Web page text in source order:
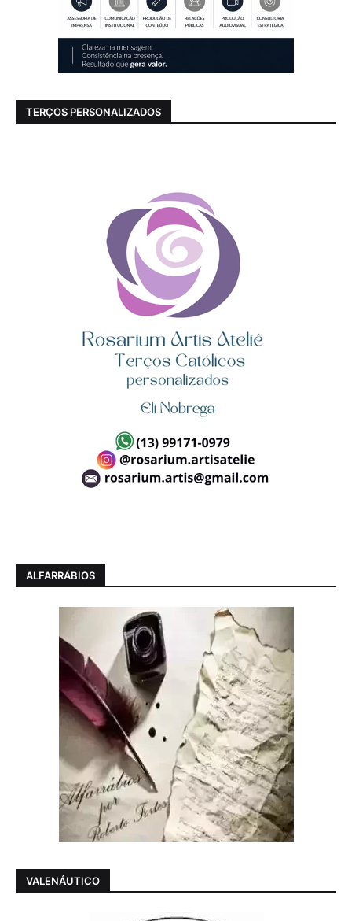
TERÇOS PERSONALIZADOS
ALFARRÁBIOS
VALENÁUTICO